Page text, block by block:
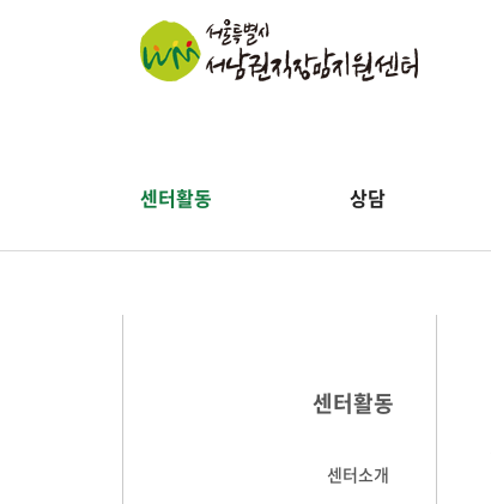
센터활동 상담
센터활동
센터소개